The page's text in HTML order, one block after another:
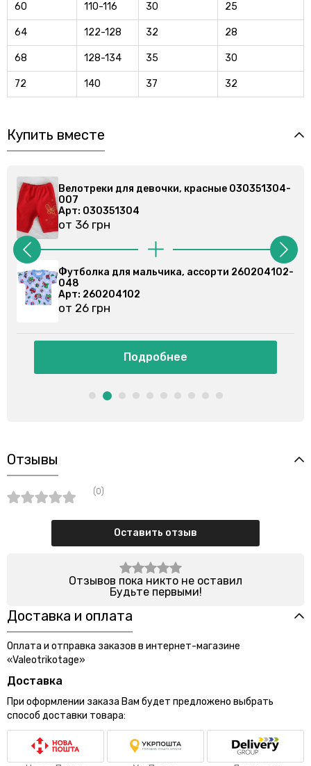
60 110-116 30 25
64 122-128 32 28
68 128-134 35 30
72 140 37 32
Купить вместе
Велотреки для девочки, красные 030351304-
007
Арт: 030351304
от 36 грн
Футболка для мальчика, ассорти 260204102-
048
Арт: 260204102
от 26 грн
Подробнее
Отзывы
(0)
Оставить отзыв
Отзывов пока никто не оставил
Будьте первыми!
Доставка и оплата
Оплата и отправка заказов в интернет-магазине
«Valeotrikotage»
Доставка
При оформлении заказа Вам будет предложено выбрать
способ доставки товара: